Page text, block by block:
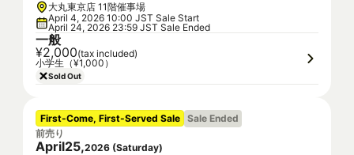
大丸東京店 11階催事場
April 4, 2026 10:00 JST Sale Start
April 24, 2026 23:59 JST Sale Ended
一般
¥2,000(tax included)
小学生（¥1,000）
Sold Out
First-Come, First-Served Sale Sale Ended
前売り
April25,2026 (Saturday)